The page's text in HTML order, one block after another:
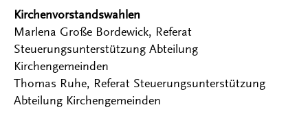
Kirchenvorstandswahlen
Marlena Große Bordewick, Referat
Steuerungsunterstützung Abteilung
Kirchengemeinden
Thomas Ruhe, Referat Steuerungsunterstützung
Abteilung Kirchengemeinden